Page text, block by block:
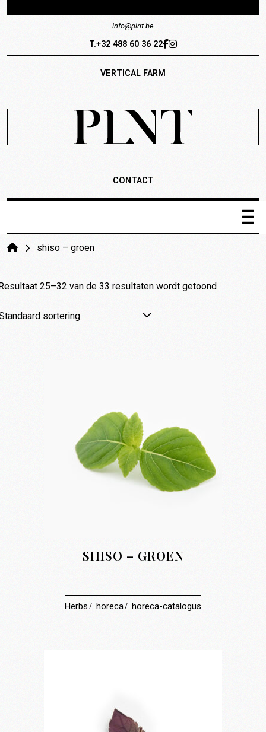
info@plnt.be
T.+32 488 60 36 22
VERTICAL FARM
CONTACT
PLNT boxen
shiso – groen
25–32 van de 33 resultaten wordt getoond
sortering
SHISO – GROEN
Herbs horeca horeca-catalogus